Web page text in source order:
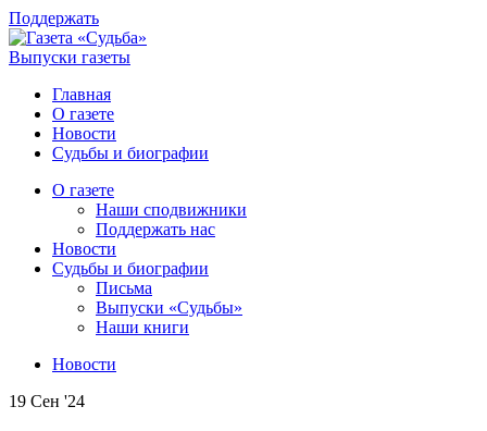
Поддержать
Выпуски газеты
Главная
О газете
Новости
Судьбы и биографии
О газете
Наши сподвижники
Поддержать нас
Новости
Судьбы и биографии
Письма
Выпуски «Судьбы»
Наши книги
Новости
19 Сен '24